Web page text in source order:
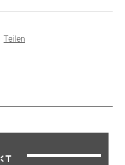
Teilen